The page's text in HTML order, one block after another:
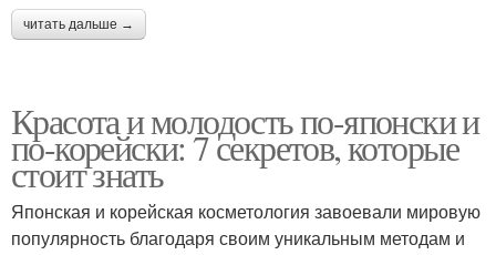
читать дальше →
Красота и молодость по-японски и
по-корейски: 7 секретов, которые
стоит знать
Японская и корейская косметология завоевали мировую
популярность благодаря своим уникальным методам и